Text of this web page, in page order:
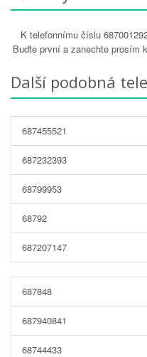
K telefonnímu číslu
Buďte první a zanechte prosím
Další podobná
687455521
687232393
68799953
68792
687207147
687848
687940841
68744433